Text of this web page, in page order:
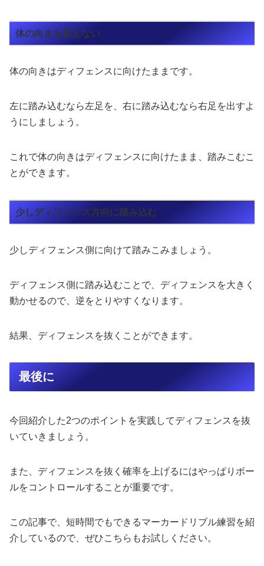
体の向きを変えない
体の向きはディフェンスに向けたままです。
左に踏み込むなら左足を、右に踏み込むなら右足を出すよ
うにしましょう。
これで体の向きはディフェンスに向けたまま、踏みこむこ
とができます。
少しディフェンス方向に踏み込む
少しディフェンス側に向けて踏みこみましょう。
ディフェンス側に踏み込むことで、ディフェンスを大きく
動かせるので、逆をとりやすくなります。
結果、ディフェンスを抜くことができます。
最後に
今回紹介した2つのポイントを実践してディフェンスを抜
いていきましょう。
また、ディフェンスを抜く確率を上げるにはやっぱりボー
ルをコントロールすることが重要です。
この記事で、短時間でもできるマーカードリブル練習を紹
介しているので、ぜひこちらもお試しください。